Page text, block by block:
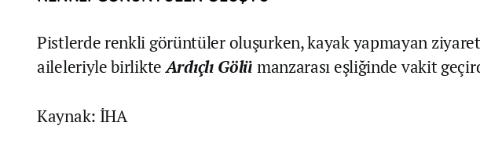
Pistlerde renkli görüntüler oluşurken, kayak yapmayan
aileleriyle birlikteArdıçlı Gölü manzarası eşliğinde vakit
Kaynak: İHA